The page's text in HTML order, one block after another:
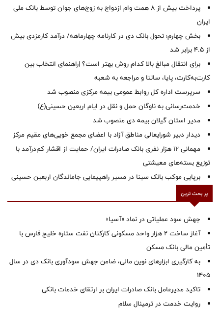
پرداخت بیش از ۸ همت وام ازدواج به زوج‌های جوان توسط بانک ملی
ایران
بخش چهارم؛ تحول بانک دی در کارنامه چهارماهه/ درآمد کارمزدی بیش
از ۴.۵ برابر شد
برای انتقال مبالغ بالا کدام روش بهتر است؟ |راهنمای انتخاب بین
کارت‌به‌کارت، پایا، ساتنا و مراجعه به شعبه
سرپرست اداره کل روابط عمومی بیمه مرکزی منصوب شد
خدمت‌رسانی به ناوگان حمل و نقل در ایام اربعین حسینی(ع)
‌مدیر استان گیلان بیمه دی منصوب شد
دیدار دبیر شورایعالی مناطق آزاد با اعضای مجمع خویی‌های مقیم مرکز
مهمانی ۱۲ هزار نفری بانک صادرات ایران/ حمایت از اقشار کم‌درآمد با
توزیع بسته‌های معیشتی
برپایی موکب بانک سینا در مسیر راهپیمایی جاماندگان اربعین حسینی
پر بحث ترین
جهش سود عملیاتی در نماد «آسیا»
آغاز ساخت ۲ هزار واحد مسکونی کارکنان نفت ستاره خلیج فارس با
تأمین مالی بانک مسکن
به کارگیری ابزارهای نوین مالی، ضامن جهش سودآوری بانک دی در سال
1405
تاکید مدیرعامل بانک صادرات ایران بر ارتقای خدمات بانکی
روایت خدمت در ترمینال سلام